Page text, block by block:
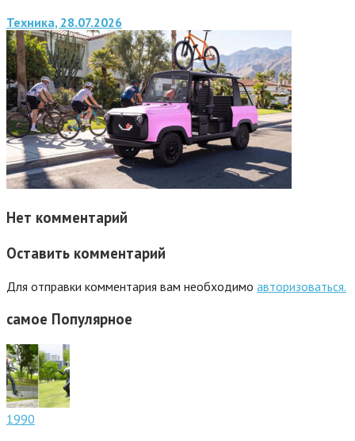
Техника, 28.07.2026
Нет комментарий
Оставить комментарий
Для отправки комментария вам необходимо авторизоваться.
самое Популярное
1990